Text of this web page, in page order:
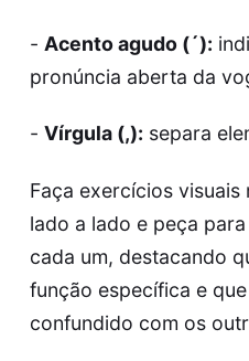
- Acento agudo (´):
pronúncia aberta da
- Vírgula (,): separa
Faça exercícios visuais
lado a lado e peça
cada um, destacando
função específica e
confundido com os